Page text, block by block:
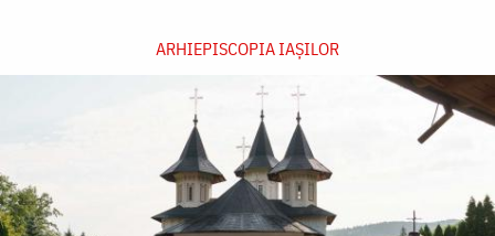
ARHIEPISCOPIA IAŞILOR